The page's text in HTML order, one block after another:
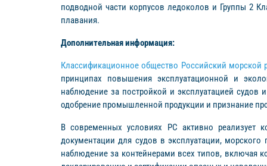
подводной части корпусов ледоколов и Группы 2
плавания.
Дополнительная информация:
Классификационное общество Российский морской
принципах повышения эксплуатационной и
наблюдение за постройкой и эксплуатацией
одобрение промышленной продукции и признание
В современных условиях РС активно реализует
документации для судов в эксплуатации,
наблюдение за контейнерами всех типов, включая